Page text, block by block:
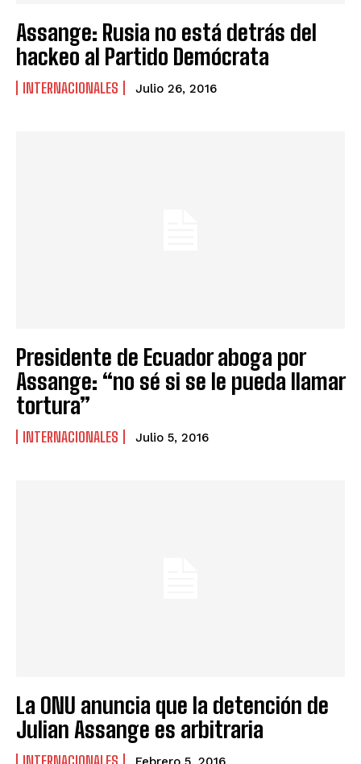
Assange: Rusia no está detrás del
hackeo al Partido Demócrata
INTERNACIONALES Julio 26, 2016
Presidente de Ecuador aboga por
Assange: “no sé si se le pueda llamar
tortura”
INTERNACIONALES Julio 5, 2016
La ONU anuncia que la detención de
Julian Assange es arbitraria